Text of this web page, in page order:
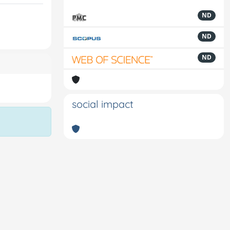
ND
ND
ND
social impact